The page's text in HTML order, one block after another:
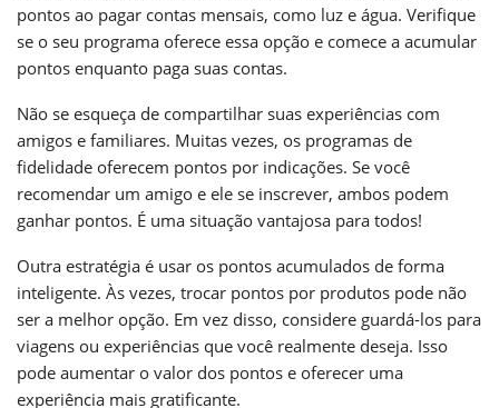
pontos ao pagar contas mensais, como luz e água. Verifique
se o seu programa oferece essa opção e comece a acumular
pontos enquanto paga suas contas.
Não se esqueça de compartilhar suas experiências com
amigos e familiares. Muitas vezes, os programas de
fidelidade oferecem pontos por indicações. Se você
recomendar um amigo e ele se inscrever, ambos podem
ganhar pontos. É uma situação vantajosa para todos!
Outra estratégia é usar os pontos acumulados de forma
inteligente. Às vezes, trocar pontos por produtos pode não
ser a melhor opção. Em vez disso, considere guardá-los para
viagens ou experiências que você realmente deseja. Isso
pode aumentar o valor dos pontos e oferecer uma
experiência mais gratificante.